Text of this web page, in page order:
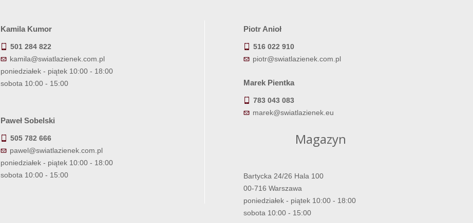
Kamila Kumor
501 284 822
kamila@swiatlazienek.com.pl
poniedziałek - piątek 10:00 - 18:00
sobota 10:00 - 15:00
Paweł Sobelski
505 782 666
pawel@swiatlazienek.com.pl
poniedziałek - piątek 10:00 - 18:00
sobota 10:00 - 15:00
Piotr Anioł
516 022 910
piotr@swiatlazienek.com.pl
Marek Pientka
783 043 083
marek@swiatlazienek.eu
Magazyn
Bartycka 24/26 Hala 100
00-716 Warszawa
poniedziałek - piątek 10:00 - 18:00
sobota 10:00 - 15:00